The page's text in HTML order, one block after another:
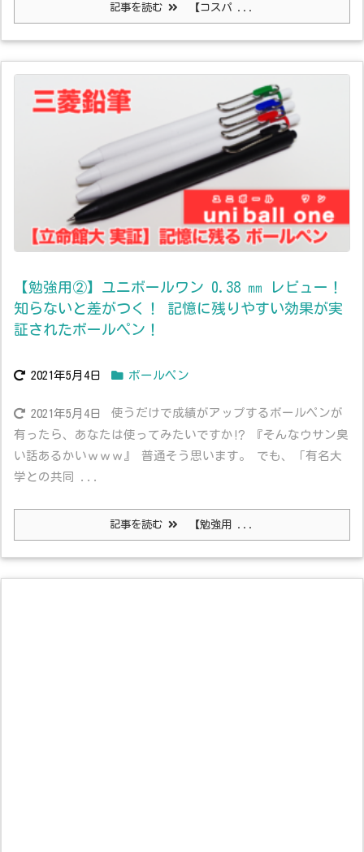
記事を読む 【コスパ ...
【勉強用②】ユニボールワン 0.38 ㎜ レビュー！
知らないと差がつく！ 記憶に残りやすい効果が実
証されたボールペン！
2021年5月4日 ボールペン
2021年5月4日
使うだけで成績がアップするボールペンが
有ったら、あなたは使ってみたいですか⁉ 『そんなウサン臭
い話あるかいｗｗｗ』 普通そう思います。 でも、「有名大
学との共同 ...
記事を読む 【勉強用 ...